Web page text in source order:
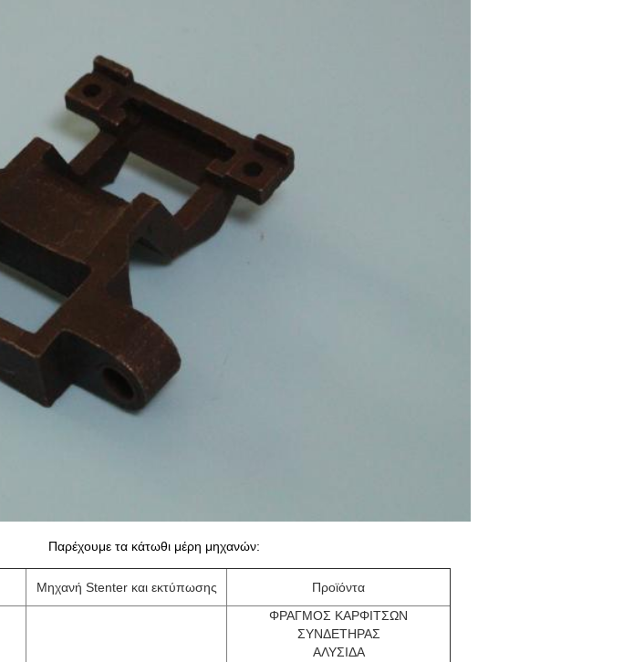
Παρέχουμε τα κάτωθι μέρη μηχανών:
Μηχανή Stenter και εκτύπωσης Προϊόντα
ΦΡΑΓΜΟΣ ΚΑΡΦΙΤΣΩΝ
ΣΥΝΔΕΤΗΡΑΣ
ΑΛΥΣΙΔΑ